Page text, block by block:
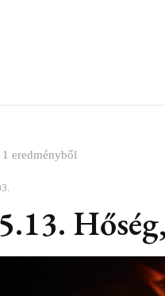
eredményből